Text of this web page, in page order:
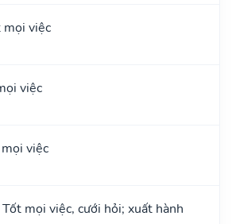
việc
việc
việc
mọi việc, cưới hỏi; xuất hành